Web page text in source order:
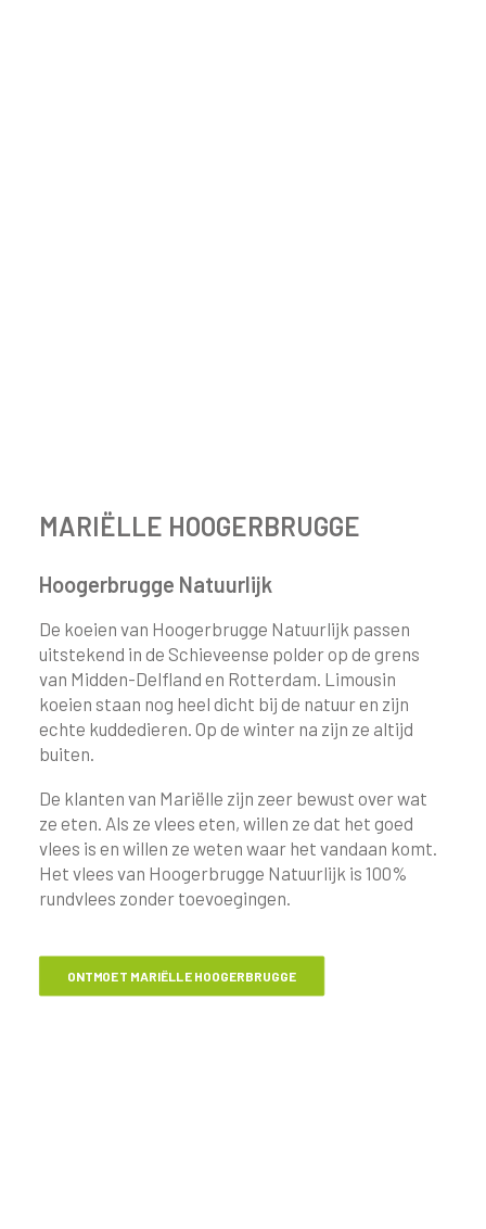
MARIËLLE HOOGERBRUGGE
Hoogerbrugge Natuurlijk
De koeien van Hoogerbrugge Natuurlijk passen
uitstekend in de Schieveense polder op de grens
van Midden-Delfland en Rotterdam. Limousin
koeien staan nog heel dicht bij de natuur en zijn
echte kuddedieren. Op de winter na zijn ze altijd
buiten.
De klanten van Mariëlle zijn zeer bewust over wat
ze eten. Als ze vlees eten, willen ze dat het goed
vlees is en willen ze weten waar het vandaan komt.
Het vlees van Hoogerbrugge Natuurlijk is 100%
rundvlees zonder toevoegingen.
ONTMOET MARIËLLE HOOGERBRUGGE